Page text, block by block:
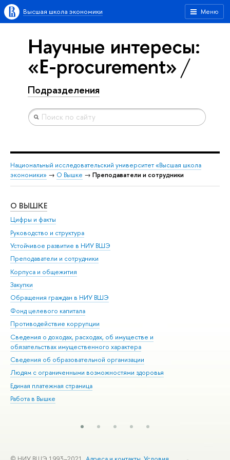
Меню
Высшая школа экономики
Научные интересы:
«E-procurement»
Подразделения
Национальный исследовательский университет «Высшая школа
экономики» → О Вышке → Преподаватели и сотрудники
О ВЫШКЕ
Цифры и факты
Руководство и структура
Устойчивое развитие в НИУ ВШЭ
Преподаватели и сотрудники
Корпуса и общежития
Закупки
Обращения граждан в НИУ ВШЭ
Фонд целевого капитала
Противодействие коррупции
Сведения о доходах, расходах, об имуществе и
обязательствах имущественного характера
Сведения об образовательной организации
Людям с ограниченными возможностями здоровья
Единая платежная страница
Работа в Вышке